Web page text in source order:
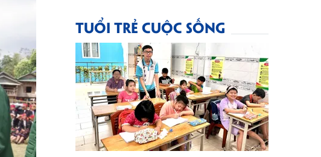
TUỔI TRẺ CUỘC SỐNG